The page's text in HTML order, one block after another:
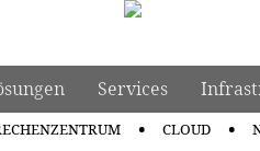
Services
CLOUD